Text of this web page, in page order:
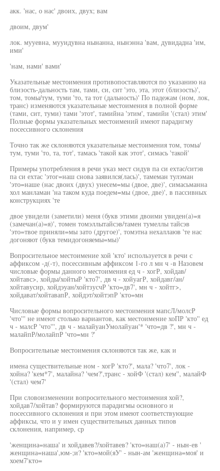
акк. 'нас, о нас' двоих, двух; вам
двоим, двум'
лок. мууевна, мууидувна нынанна, нынэнна 'вам, дувидадна 'им,
ими'
'нам, нами' вами'
Указательные местоимения противопоставляются по указанию на
близость-дальность там, тами, си, сит 'это, эта, этот (близость)',
том, томы/тум, туми 'то, та тот (дальность)' По падежам (ном, лок,
транс) изменяются указательные местоимения в полной форме
(тами, сит, туми) тами 'этот', тамийна 'этим', тамийи '(стал) этим'
Полные формы указательных местоимений имеют парадигму
посессивного склонения
Точно так же склоняются указательные местоимения том, томы/
тум, туми 'то, та, тот', тамась 'такой как этот', симась 'такой'
Примеры употребления в речи указ мест сидув па си ехтас/ситэв
па си ехтас 'этог=наш снова заявился(лась)', тамеман тулэман
'это=наше (нас двоих (двух) унесем=мы (двое, две)', симасьманна
хол манламан 'на таком куда поедем=мы (двое, две)', в пассивных
конструкциях 'те
двое увидели (заметили) меня (букв этими двоими увиден(а)=я
(замечан(а)=я)', томен томэллытайсэв/тамен тумеллы тайсэв
'это=твое приняли=мы зато (другое)', томэтна нехаллаюв 'те нас
догоняют (букв темидогоняемы=мы)'
Вопросительное местоимение хой 'кто' используется в речи с
аффиксом -д(-т), посессивным аффиксом 1-го л мн ч -в Назовем
числовые формы данного местоимения ед ч - хогР, хойдав/
хойтавс>, хойды/хойтыР 'кто7', дв ч - хойуагР, хойдавг/ан/
хойтавусир, хойдэуан/хойтзусчР 'кто=дв7', мн ч - хойтг>,
хойдават/хойтавапР, хойдэт/хойтэпР 'кто=мн
Числовые формы вопросительного местоимения мапсЛ/молсР
'что''' не имеют столько вариантов, как местоимение хоПР 'кто'' ед
ч - малсР 'что''', дв ч - малайуанУмолайуан'* 'что=дв ?', мн ч -
малайпР/молайпР 'что=мн ?'
Вопросительные местоимения склоняются так же, как и
имена существительные ном - хогР 'кто?', мала? 'что7', лок -
хойна? 'кем*7', малайна? 'чем?',транс - хойФ '(стал) кем'', малайФ
'(стал) чем7'
При словоизменении вопросительного местоимения хой?,
хойдав7/хойтав? формируются парадигмы основного и
посессивного склонения и при этом имеют соответствующие
аффиксы, что и у имен существительных данных типов
склонения, например, ср
'женщина=наша' и хойдавев?/хойтавев? 'кто=наш(а)7' - нын-ев '
женщина=наша',юм-;и? 'кто=мой(яУ' - нын-ам 'женщина=моя' и
хоем7'кто=